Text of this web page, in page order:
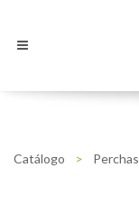
Catálogo > Perchas